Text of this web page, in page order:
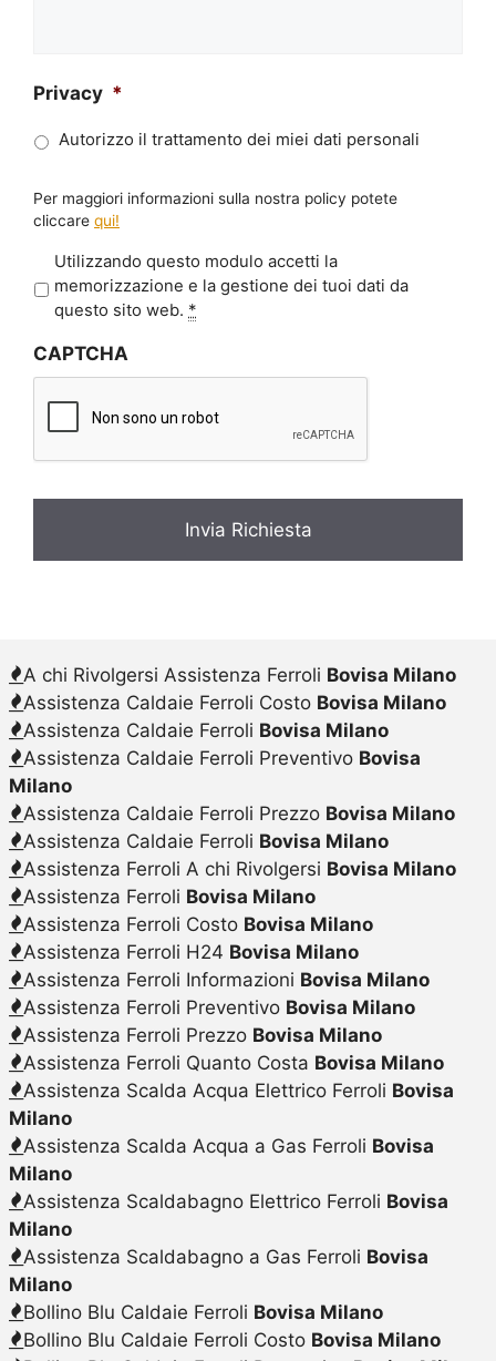
Privacy *
Autorizzo il trattamento dei miei dati personali
Per maggiori informazioni sulla nostra policy potete
cliccare qui!
r
a
c
*
Utilizzando questo modulo accetti la
memorizzazione e la gestione dei tuoi dati da
questo sito web. *
CAPTCHA
A chi Rivolgersi Assistenza Ferroli Bovisa Milano
Assistenza Caldaie Ferroli Costo Bovisa Milano
Assistenza Caldaie Ferroli Bovisa Milano
Assistenza Caldaie Ferroli Preventivo Bovisa
Milano
Assistenza Caldaie Ferroli Prezzo Bovisa Milano
Assistenza Caldaie Ferroli Bovisa Milano
Assistenza Ferroli A chi Rivolgersi Bovisa Milano
Assistenza Ferroli Bovisa Milano
Assistenza Ferroli Costo Bovisa Milano
Assistenza Ferroli H24 Bovisa Milano
Assistenza Ferroli Informazioni Bovisa Milano
Assistenza Ferroli Preventivo Bovisa Milano
Assistenza Ferroli Prezzo Bovisa Milano
Assistenza Ferroli Quanto Costa Bovisa Milano
Assistenza Scalda Acqua Elettrico Ferroli Bovisa
Milano
Assistenza Scalda Acqua a Gas Ferroli Bovisa
Milano
Assistenza Scaldabagno Elettrico Ferroli Bovisa
Milano
Assistenza Scaldabagno a Gas Ferroli Bovisa
Milano
Bollino Blu Caldaie Ferroli Bovisa Milano
Bollino Blu Caldaie Ferroli Costo Bovisa Milano